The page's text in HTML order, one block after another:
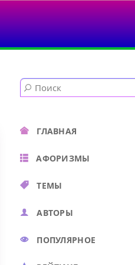
ГЛАВНАЯ
АФОРИЗМЫ
ТЕМЫ
АВТОРЫ
ПОПУЛЯРНОЕ